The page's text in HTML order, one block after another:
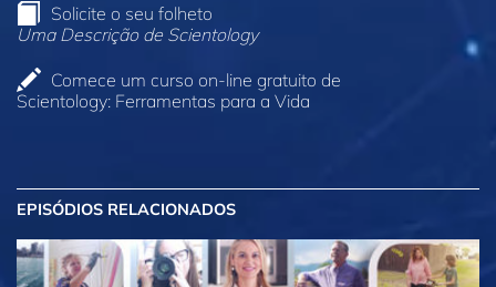
Solicite o seu folheto
Uma Descrição de Scientology
Comece um curso on‑line gratuito de
Scientology: Ferramentas para a Vida
EPISÓDIOS RELACIONADOS